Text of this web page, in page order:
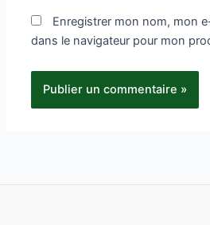
Enregistrer mon nom, mon
dans le navigateur pour mon